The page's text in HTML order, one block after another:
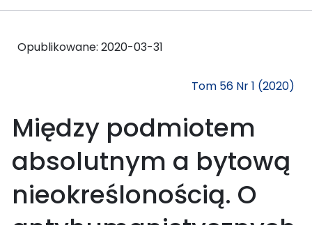
Opublikowane: 2020-03-31
Tom 56 Nr 1 (2020)
Między podmiotem
absolutnym a bytową
nieokreślonością. O